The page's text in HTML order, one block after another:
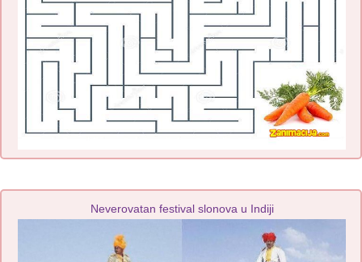
Neverovatan festival slonova u Indiji